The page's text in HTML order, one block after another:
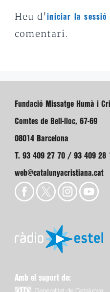
Heu d'iniciar la sessió
comentari.
Fundació Missatge Humà i
Comtes de Bell-lloc, 67-69
08014 Barcelona
T. 93 409 27 70 / 93 409 28
web@catalunyacristiana.cat
Amb el suport de: